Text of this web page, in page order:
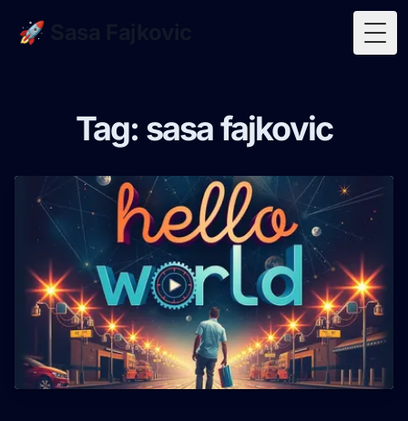
🚀 Sasa Fajkovic
Tag: sasa fajkovic